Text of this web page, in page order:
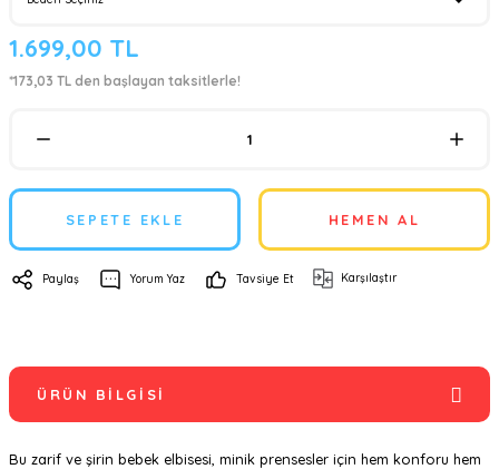
1.699,00 TL
*173,03 TL den başlayan taksitlerle!
SEPETE EKLE HEMEN AL
Paylaş Yorum Yaz Tavsiye Et Karşılaştır
ÜRÜN BILGISI
Bu zarif ve şirin bebek elbisesi, minik prensesler için hem konforu hem